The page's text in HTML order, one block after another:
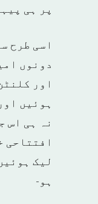
پر ہی
دونوں
اور
ہوئیں
نہ ہی اس
افتتاحی
لیک
ہو-